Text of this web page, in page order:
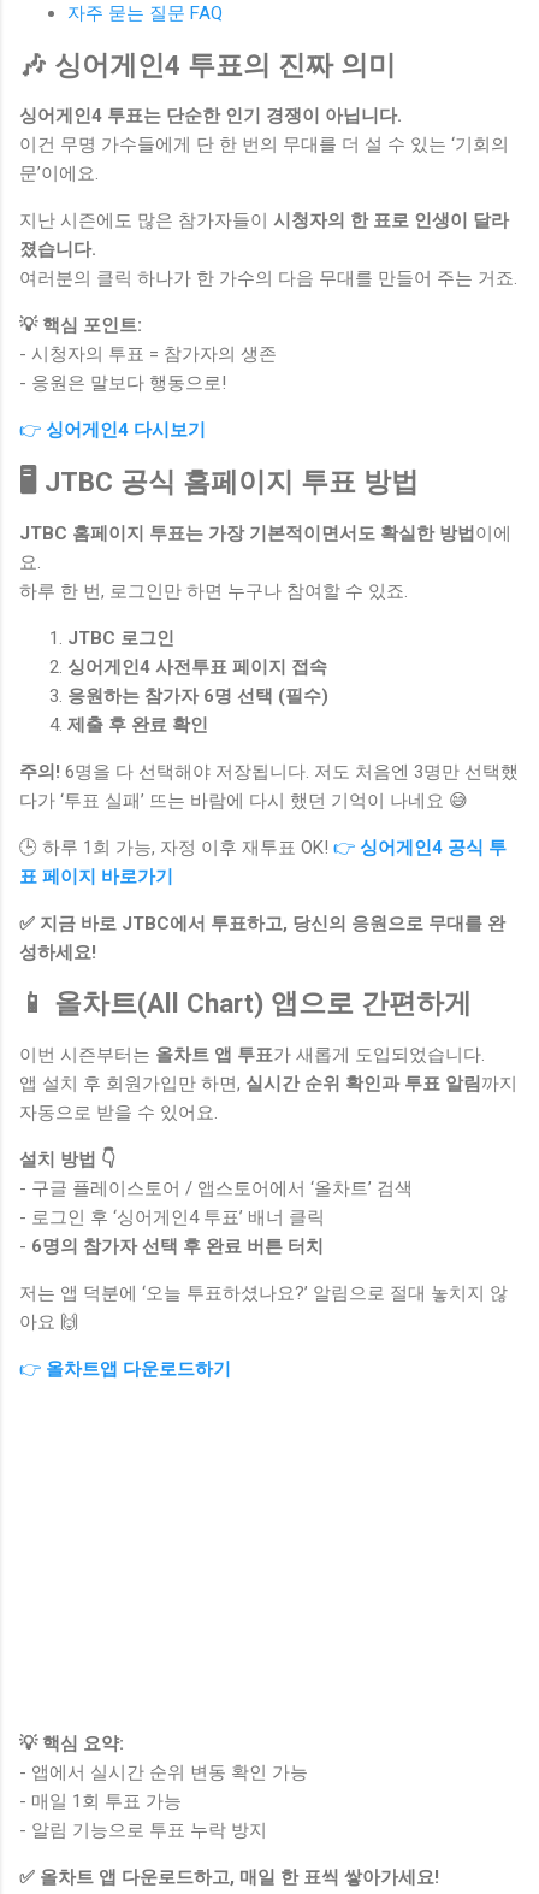
자주 묻는 질문 FAQ
🎶 싱어게인4 투표의 진짜 의미
싱어게인4 투표는 단순한 인기 경쟁이 아닙니다.
이건 무명 가수들에게 단 한 번의 무대를 더 설 수 있는 ‘기회의
문’이에요.
지난 시즌에도 많은 참가자들이 시청자의 한 표로 인생이 달라
졌습니다.
여러분의 클릭 하나가 한 가수의 다음 무대를 만들어 주는 거죠.
💡 핵심 포인트:
- 시청자의 투표 = 참가자의 생존
- 응원은 말보다 행동으로!
👉 싱어게인4 다시보기
🖥️ JTBC 공식 홈페이지 투표 방법
JTBC 홈페이지 투표는 가장 기본적이면서도 확실한 방법 이에
요.
하루 한 번, 로그인만 하면 누구나 참여할 수 있죠.
JTBC 로그인
싱어게인4 사전투표 페이지 접속
응원하는 참가자 6명 선택 (필수)
제출 후 완료 확인
주의! 6명을 다 선택해야 저장됩니다. 저도 처음엔 3명만 선택했
다가 ‘투표 실패’ 뜨는 바람에 다시 했던 기억이 나네요 😅
🕒 하루 1회 가능, 자정 이후 재투표 OK! 👉 싱어게인4 공식 투
표 페이지 바로가기
✅ 지금 바로 JTBC에서 투표하고, 당신의 응원으로 무대를 완
성하세요!
📱 올차트(All Chart) 앱으로 간편하게
이번 시즌부터는 올차트 앱 투표가 새롭게 도입되었습니다.
앱 설치 후 회원가입만 하면, 실시간 순위 확인과 투표 알림 까지
자동으로 받을 수 있어요.
설치 방법 👇
- 구글 플레이스토어 / 앱스토어에서 ‘올차트’ 검색
- 로그인 후 ‘싱어게인4 투표’ 배너 클릭
- 6명의 참가자 선택 후 완료 버튼 터치
저는 앱 덕분에 ‘오늘 투표하셨나요?’ 알림으로 절대 놓치지 않
아요 🙌
👉 올차트앱 다운로드하기
💡 핵심 요약:
- 앱에서 실시간 순위 변동 확인 가능
- 매일 1회 투표 가능
- 알림 기능으로 투표 누락 방지
✅ 올차트 앱 다운로드하고, 매일 한 표씩 쌓아가세요!